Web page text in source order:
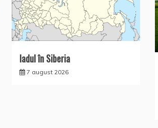
Iadul în Siberia
7 august 2026